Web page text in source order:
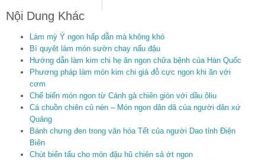
Nội Dung Khác
Làm mỳ Ý ngon hấp dẫn mà không khó
Bí quyêt làm món sườn chay nấu đậu
Hướng dẫn làm kim chi hẹ ăn ngon chữa bệnh của Hàn Quốc
Phương pháp làm món kim chi giá đỗ cực ngon khi ăn với
cơm
Chế biến món ngon từ Cánh gà chiên giòn với dầu ôliu
Cá chuồn chiên củ nén – Món ngon dân dã của người dân xứ
Quảng
Bánh chưng đen trong văn hóa Tết của người Dao tỉnh Điện
Biên
Chút biến tấu cho món đậu hũ chiên sả ớt ngon